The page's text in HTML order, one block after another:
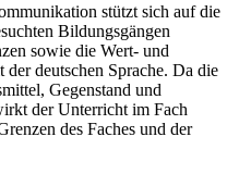
stützt sich auf die
Bildungsgängen
sowie die Wert- und
deutschen Sprache. Da die
Gegenstand und
der Unterricht im Fach
des Faches und der